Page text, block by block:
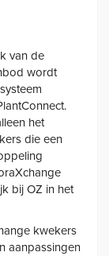
van de
wordt
het
die een
bij OZ in het
kwekers
aanpassingen